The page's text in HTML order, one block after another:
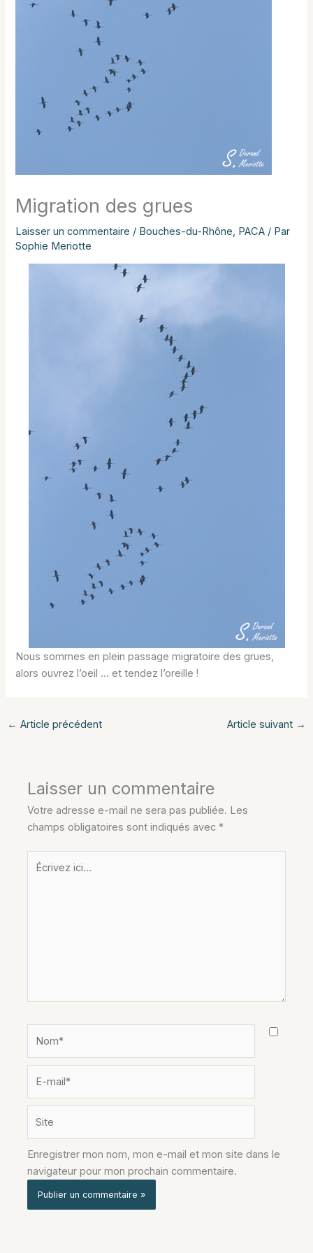
Migration des grues
Laisser un commentaire / Bouches-du-Rhône, PACA / Par
Sophie Meriotte
Nous sommes en plein passage migratoire des grues,
alors ouvrez l’oeil … et tendez l’oreille !
← Article précédent Article suivant →
Laisser un commentaire
Votre adresse e-mail ne sera pas publiée. Les
champs obligatoires sont indiqués avec*
Écrivez
ici…
mail*
Enregistrer mon nom, mon e-mail et mon site dans le
navigateur pour mon prochain commentaire.